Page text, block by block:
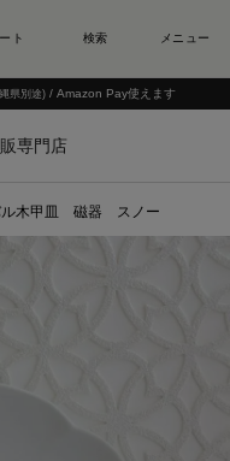
県別途) / Amazon Pay使えます
専門店
ル木甲皿 磁器 スノー